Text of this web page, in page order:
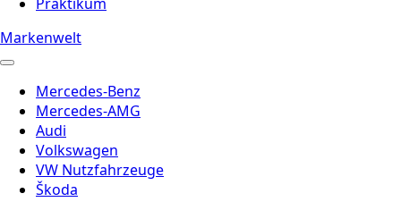
Markenwelt
Mercedes-Benz
Mercedes-AMG
Audi
Volkswagen
VW Nutzfahrzeuge
Škoda